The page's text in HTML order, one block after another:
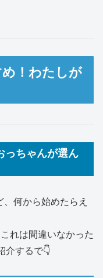
！わたしが
っちゃんが選ん
何から始めたらえ
れは間違いなかった
介するで👇